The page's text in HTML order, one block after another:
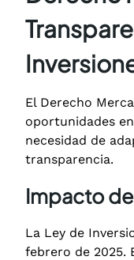
El Derecho
oportunidades
necesidad de
transparencia.
Impacto
La Ley de
febrero de 2025.